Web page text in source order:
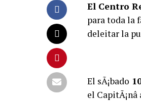
El Centro
para toda la
deleitar la
El sÃ¡bado
el